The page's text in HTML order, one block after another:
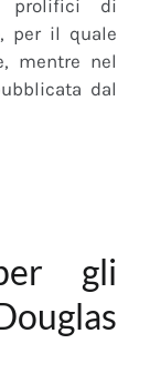
prolifici di
per il quale
mentre nel
dal
gli